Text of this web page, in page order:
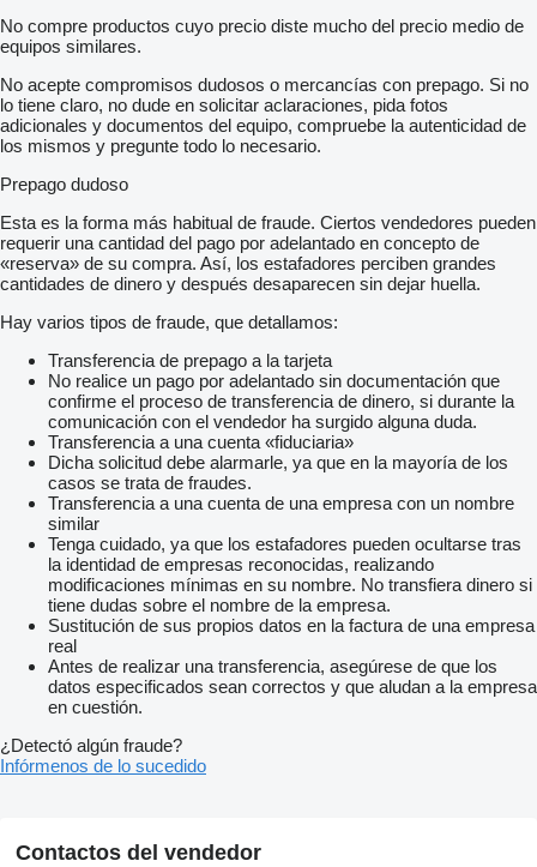
No compre productos cuyo precio diste mucho del precio medio de
equipos similares.
No acepte compromisos dudosos o mercancías con prepago. Si no
lo tiene claro, no dude en solicitar aclaraciones, pida fotos
adicionales y documentos del equipo, compruebe la autenticidad de
los mismos y pregunte todo lo necesario.
Prepago dudoso
Esta es la forma más habitual de fraude. Ciertos vendedores pueden
requerir una cantidad del pago por adelantado en concepto de
«reserva» de su compra. Así, los estafadores perciben grandes
cantidades de dinero y después desaparecen sin dejar huella.
Hay varios tipos de fraude, que detallamos:
Transferencia de prepago a la tarjeta
No realice un pago por adelantado sin documentación que
confirme el proceso de transferencia de dinero, si durante la
comunicación con el vendedor ha surgido alguna duda.
Transferencia a una cuenta «fiduciaria»
Dicha solicitud debe alarmarle, ya que en la mayoría de los
casos se trata de fraudes.
Transferencia a una cuenta de una empresa con un nombre
similar
Tenga cuidado, ya que los estafadores pueden ocultarse tras
la identidad de empresas reconocidas, realizando
modificaciones mínimas en su nombre. No transfiera dinero si
tiene dudas sobre el nombre de la empresa.
Sustitución de sus propios datos en la factura de una empresa
real
Antes de realizar una transferencia, asegúrese de que los
datos especificados sean correctos y que aludan a la empresa
en cuestión.
¿Detectó algún fraude?
Infórmenos de lo sucedido
Contactos del vendedor